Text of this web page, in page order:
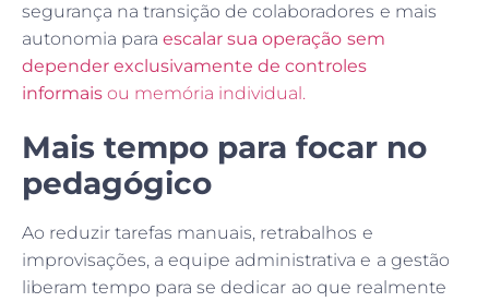
segurança na transição de colaboradores e mais
autonomia paraescalar sua operação sem
depender exclusivamente de controles
informais ou memória individual.
Mais tempo para focar no
pedagógico
Ao reduzir tarefas manuais, retrabalhos e
improvisações, a equipe administrativa e a gestão
liberam tempo para se dedicar ao que realmente